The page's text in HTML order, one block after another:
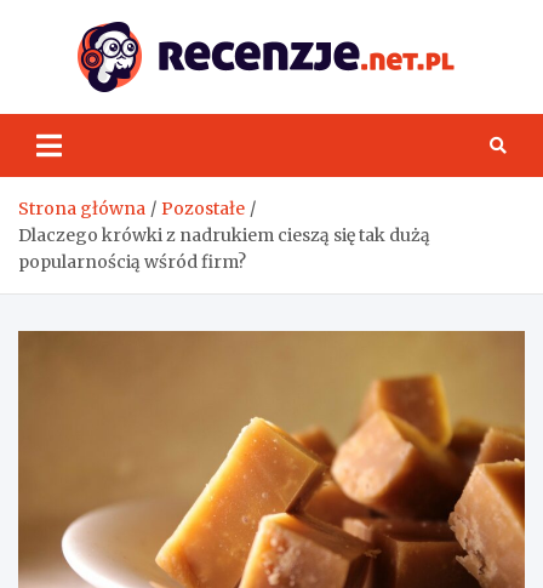
Strona główna
Pozostałe
Dlaczego krówki z nadrukiem cieszą się tak dużą
popularnością wśród firm?